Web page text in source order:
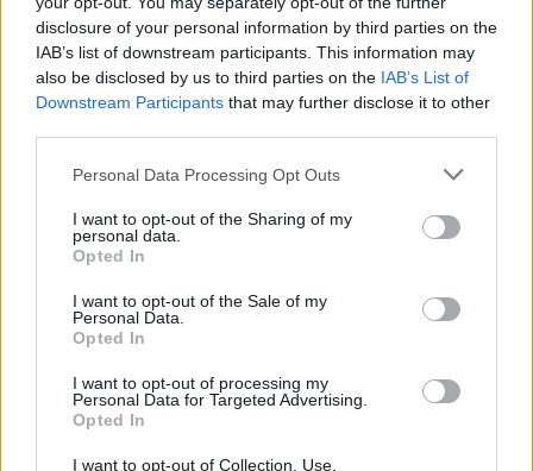
disclosure of your personal information by third parties on the
IAB’s list of downstream participants. This information may
also be disclosed by us to third parties on the IAB’s List of
Downstream Participants that may further disclose it to other
Personal Data Processing Opt Outs
I want to opt-out of the Sharing of my
personal data.
Opted In
I want to opt-out of the Sale of my
Personal Data.
Opted In
I want to opt-out of processing my
Personal Data for Targeted Advertising.
Opted In
I want to opt-out of Collection, Use,